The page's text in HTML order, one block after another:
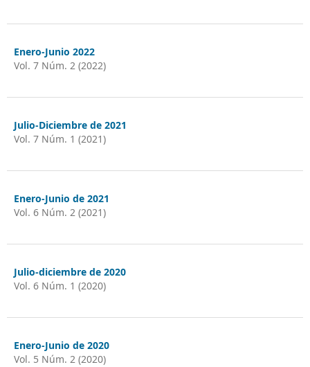
Enero-Junio 2022
Vol. 7 Núm. 2 (2022)
Julio-Diciembre de 2021
Vol. 7 Núm. 1 (2021)
Enero-Junio de 2021
Vol. 6 Núm. 2 (2021)
Julio-diciembre de 2020
Vol. 6 Núm. 1 (2020)
Enero-Junio de 2020
Vol. 5 Núm. 2 (2020)